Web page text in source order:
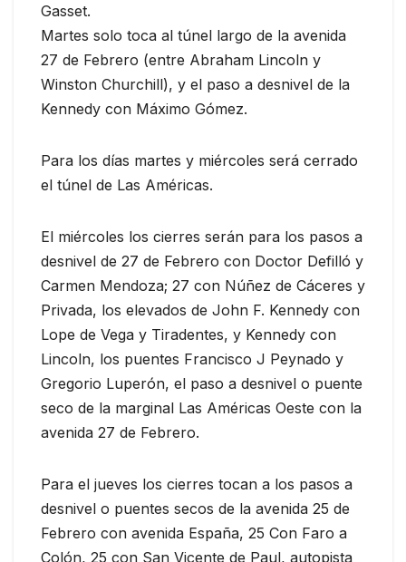
Gasset.
Martes solo toca al túnel largo de la avenida
27 de Febrero (entre Abraham Lincoln y
Winston Churchill), y el paso a desnivel de la
Kennedy con Máximo Gómez.
Para los días martes y miércoles será cerrado
el túnel de Las Américas.
El miércoles los cierres serán para los pasos a
desnivel de 27 de Febrero con Doctor Defilló y
Carmen Mendoza; 27 con Núñez de Cáceres y
Privada, los elevados de John F. Kennedy con
Lope de Vega y Tiradentes, y Kennedy con
Lincoln, los puentes Francisco J Peynado y
Gregorio Luperón, el paso a desnivel o puente
seco de la marginal Las Américas Oeste con la
avenida 27 de Febrero.
Para el jueves los cierres tocan a los pasos a
desnivel o puentes secos de la avenida 25 de
Febrero con avenida España, 25 Con Faro a
Colón, 25 con San Vicente de Paul, autopista